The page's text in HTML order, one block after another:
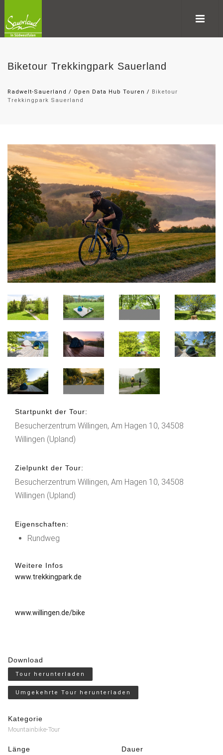
Biketour Trekkingpark Sauerland
Radwelt-Sauerland / Open Data Hub Touren / Biketour
Trekkingpark Sauerland
Startpunkt der Tour:
Besucherzentrum Willingen, Am Hagen 10, 34508
Willingen (Upland)
Zielpunkt der Tour:
Besucherzentrum Willingen, Am Hagen 10, 34508
Willingen (Upland)
Eigenschaften:
Rundweg
Weitere Infos
www.trekkingpark.de
www.willingen.de/bike
Download
Tour herunterladen
Umgekehrte Tour herunterladen
Kategorie
Mountainbike-Tour
Länge Dauer